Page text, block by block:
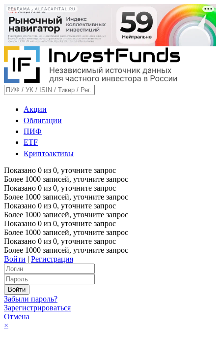
РЕКЛАМА • ALFACAPITAL.RU
Акции
Облигации
ПИФ
ETF
Криптоактивы
Показано 0 из 0, уточните запрос
Более 1000 записей, уточните запрос
Показано 0 из 0, уточните запрос
Более 1000 записей, уточните запрос
Показано 0 из 0, уточните запрос
Более 1000 записей, уточните запрос
Показано 0 из 0, уточните запрос
Более 1000 записей, уточните запрос
Показано 0 из 0, уточните запрос
Более 1000 записей, уточните запрос
Войти | Регистрация
Забыли пароль?
Зарегистрироваться
Отмена
×